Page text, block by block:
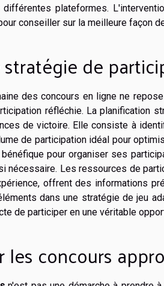
plateformes.
conseiller sur la meilleure façon
de
des concours en ligne ne
réfléchie. La planification
de victoire. Elle consiste à
de participation idéal pour
pour organiser ses
nécessaire. Les ressources de
offrent des informations
dans une stratégie de jeu
de participer en une véritable
les concours